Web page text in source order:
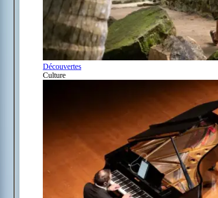
Découvertes
Culture